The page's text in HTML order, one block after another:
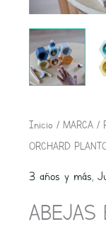
Inicio / MARCA/
ORCHARD
3 años y más,
ABEJAS
El
era:
ABEJAS
EN
COLMENA
ORCHARD